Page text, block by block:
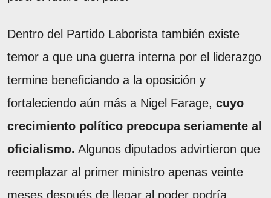
Dentro del Partido Laborista también existe
temor a que una guerra interna por el liderazgo
termine beneficiando a la oposición y
fortaleciendo aún más a Nigel Farage, cuyo
crecimiento político preocupa seriamente al
oficialismo. Algunos diputados advirtieron que
reemplazar al primer ministro apenas veinte
meses después de llegar al poder podría